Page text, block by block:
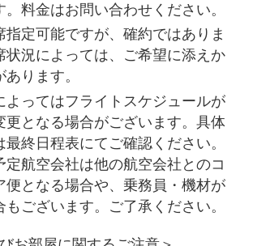
。料金はお問い合わせください。
指定可能ですが、確約ではありま
状況によっては、ご希望に添えか
ります。
よってはフライトスケジュールが
更となる場合がございます。具体
最終日程表にてご確認ください。
定航空会社は他の航空会社とのコ
便となる場合や、乗務員・機材が
もございます。ご了承ください。